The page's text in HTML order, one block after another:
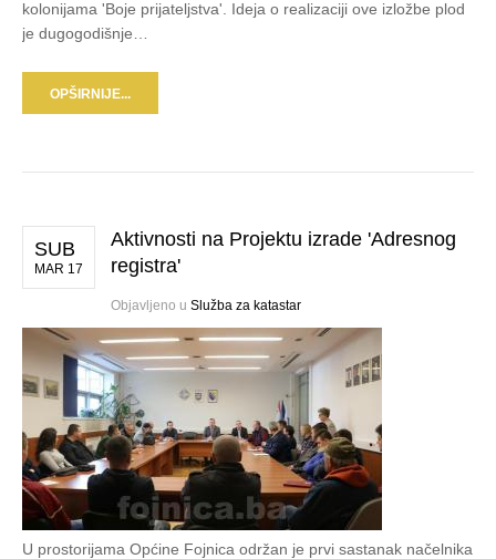
kolonijama 'Boje prijateljstva'. Ideja o realizaciji ove izložbe plod
je dugogodišnje…
OPŠIRNIJE...
SUB
MAR 17
Aktivnosti na Projektu izrade 'Adresnog
registra'
Objavljeno u Služba za katastar
U prostorijama Općine Fojnica održan je prvi sastanak načelnika